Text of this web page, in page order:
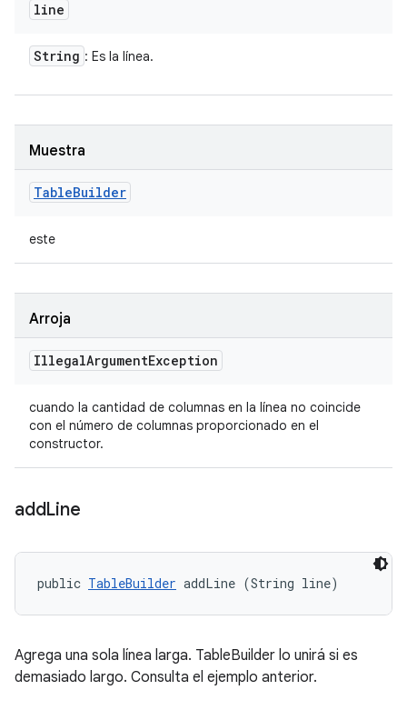
line
String : Es la línea.
Muestra
TableBuilder
este
Arroja
IllegalArgumentException
cuando la cantidad de columnas en la línea no coincide
con el número de columnas proporcionado en el
constructor.
addLine
public TableBuilder addLine (String line)
Agrega una sola línea larga. TableBuilder lo unirá si es
demasiado largo. Consulta el ejemplo anterior.